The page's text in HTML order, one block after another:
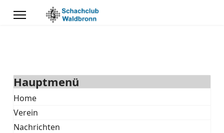
Hauptmenü
Home
Verein
Nachrichten